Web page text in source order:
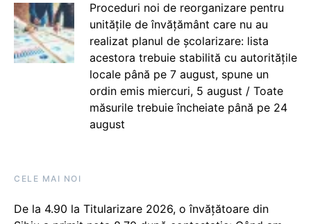
Proceduri noi de reorganizare pentru
unitățile de învățământ care nu au
realizat planul de școlarizare: lista
acestora trebuie stabilită cu autoritățile
locale până pe 7 august, spune un
ordin emis miercuri, 5 august / Toate
măsurile trebuie încheiate până pe 24
august
CELE MAI NOI
De la 4.90 la Titularizare 2026, o învățătoare din